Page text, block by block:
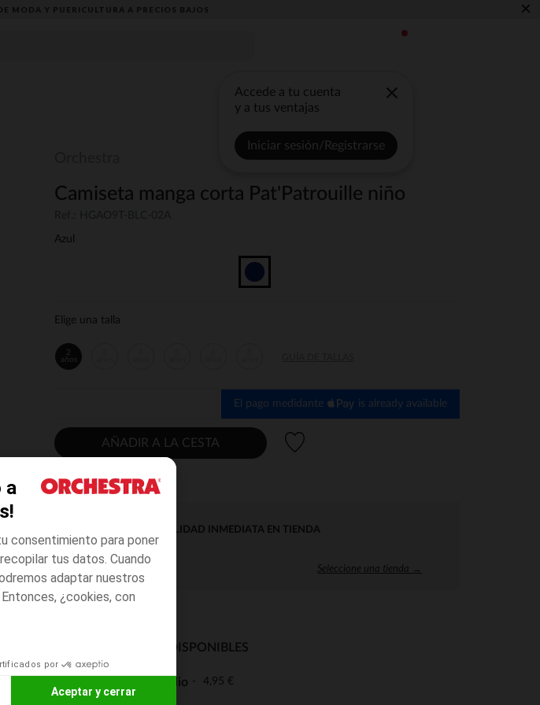
a
consentimiento para poner
tus datos. Cuando
adaptar nuestros
¿cookies, con
por
Aceptar y cerrar
MODA Y PUERICULTURA A PRECIOS BAJOS ×
Accede a tu cuenta
y a tus ventajas
Iniciar sesión/Registrarse
Camiseta manga corta Pat'Patrouille niño
Azul
Elige una talla
2
años
El pago medidante is already available
AÑADIR A LA CESTA
DISPONIBILIDAD INMEDIATA EN TIENDA
Seleccione una tienda →
MODOS DE ENVÍO DISPONIBLES
Entrega a domicilio 4,95 €
De 5 a 8 días